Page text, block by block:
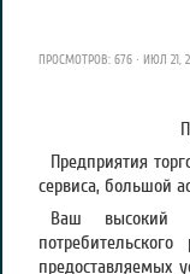
ПРОСМОТРОВ: 676 · ИЮЛ 21,
Предприятия
сервиса, большой
Ваш высокий
предоставляемых